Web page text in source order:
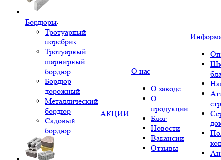
Бордюры
Тротуарный
поребрик
Тротуарный
шарнирный
бордюр
Бордюр
дорожный
Металлический
бордюр
Садовый
бордюр
АКЦИИ
О нас
О заводе
О
продукции
Блог
Новости
Вакансии
Отзывы